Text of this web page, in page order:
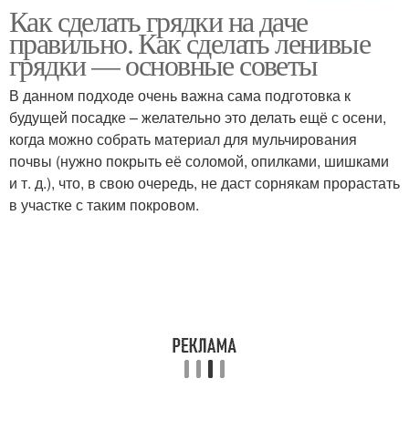
Плодородные грядки
урожая
Красивые грядки
Как сделать грядки на даче
правильно. Как сделать ленивые
грядки — основные советы
В данном подходе очень важна сама подготовка к
будущей посадке – желательно это делать ещё с осени,
когда можно собрать материал для мульчирования
почвы (нужно покрыть её соломой, опилками, шишками
и т. д.), что, в свою очередь, не даст сорнякам прорастать
в участке с таким покровом.